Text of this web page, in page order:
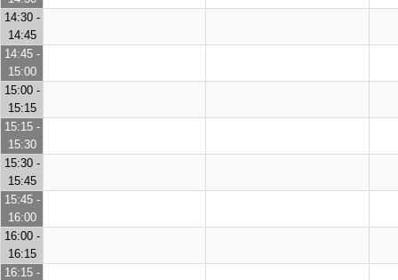
14:30 -
14:45
14:45 -
15:00
15:00 -
15:15
15:15 -
15:30
15:30 -
15:45
15:45 -
16:00
16:00 -
16:15
16:15 -